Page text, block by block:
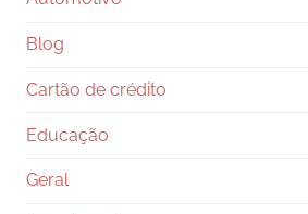
Blog
Cartão de crédito
Educação
Geral